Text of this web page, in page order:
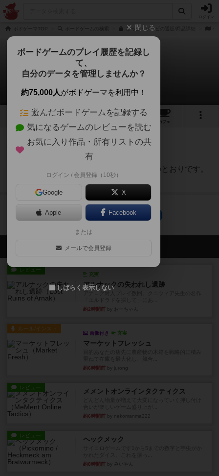
ログイン
ボドゲーマTOP どっと・ゾンビの通販/商品詳細
どっと・ゾンビ
1件のルール/インスト
3 1 2
カフェ
91名
どっと・ゾンビの遊び方は以下のとおりです。
皇帝
どっと・ゾンビのトップに戻る
会員の新しい投稿
レビュー
充実
アルナックの失われし遺跡
アナログ対人プレイ数回。クニツィア先生の名作
約2時間前 by おーちゃん
ルール/インスト
画像付き 充実
マーケットフレッシュ
約6時間前 by jurong
レビュー メメントオンラインタクティクス
約6時間前 by nekomanma222
レビュー ヘックメック
約8時間前 by みいやん
閉じる
ボードゲームのプレイ履歴を記録し
て、
自分のデータを管理しませんか？
約75,000人がボドゲーマを利用中！
遊んだボードゲームを記録する
気になるゲームのレビューを読む
お気に入り作品・所有リストの共
有
ログイン / 会員登録（10秒）
Google X
Apple Facebook
または
メールで会員登録
しばらく表示しない